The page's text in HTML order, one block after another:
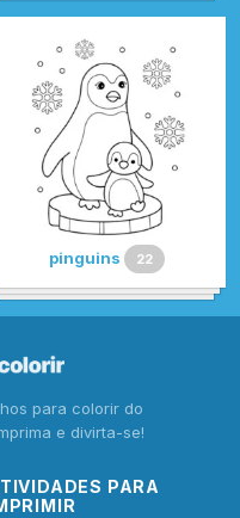
pinguins 22
para colorir do
e divirta-se!
PARA